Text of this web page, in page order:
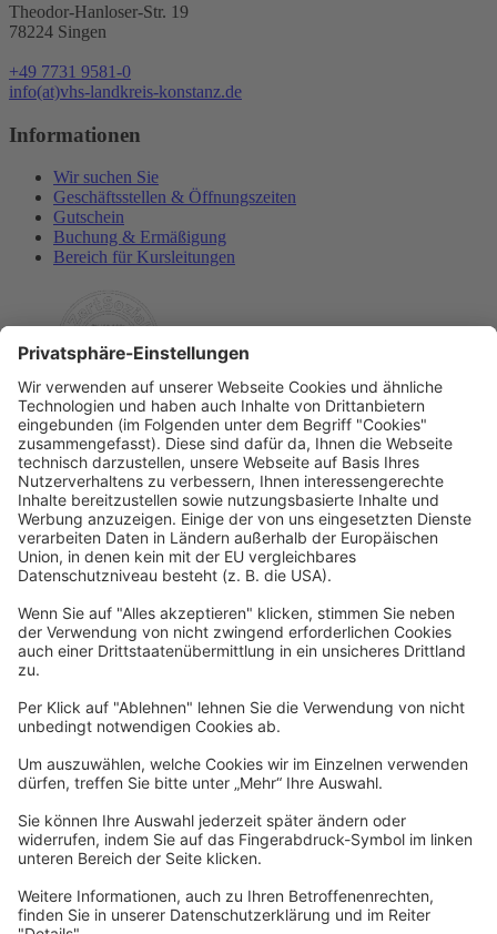
Theodor-Hanloser-Str. 19
78224 Singen
+49 7731 9581-0
info(at)vhs-landkreis-konstanz.de
Informationen
Wir suchen Sie
Geschäftsstellen & Öffnungszeiten
Gutschein
Buchung & Ermäßigung
Bereich für Kursleitungen
Rechtliches
Allgemeine Geschäftsbedingungen
Widerrufsbelehrung
Datenschutzerklärung
Barrierefreiheitserklärung
Impressum
Newsletter
Per E-Mail informieren wir Sie über interessante Angebote.
Zum Newsletter anmelden
vhs Post
Zur vhs Post anmelden
Kontrast